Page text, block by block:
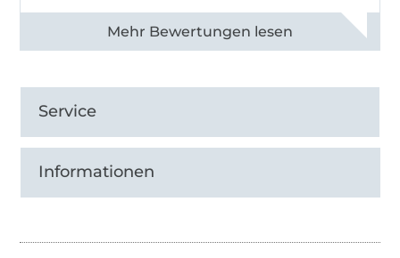
Alle 82990 Bewertungen ansehen
Service
Informationen